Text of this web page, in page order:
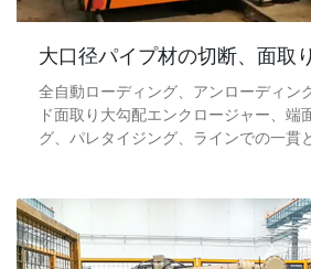
大口径パイプ材の切断、面取
全自動ローディング、アンローディン
ド面取り大勾配エンクロージャー、端
グ、パレタイジング、ラインでの一貫